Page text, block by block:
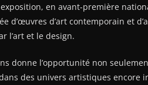
en avant-première
d’œuvres d’art contemporain et
l’art et le design.
donne l’opportunité non
des univers artistiques encore